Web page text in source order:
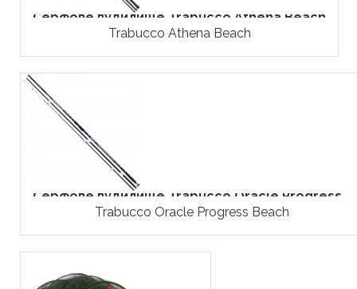
Серфове вудилище Trabucco Athena Beach
Trabucco Athena Beach
Серфове вудилище Trabucco Oracle Progress...
Trabucco Oracle Progress Beach